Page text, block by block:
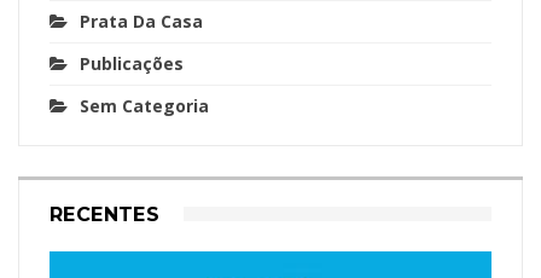
Prata Da Casa
Publicações
Sem Categoria
RECENTES